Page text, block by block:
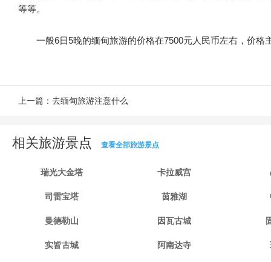
等等。
一般6日5晚的缅甸旅游的价格在7500元人民币左右，价
上一篇： 去缅甸旅游注意什么
相关旅游景点 查看全部旅游景点
瑞光大金塔 卡拉威宫
司雷宝塔 茵雅湖
曼德勒山 因瓦古城
实皆古城 阿南达寺